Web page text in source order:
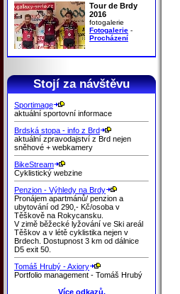
Tour de Brdy
2016
fotogalerie
Fotogalerie -
Procházení
Stojí za návštěvu
Sportimage
aktuální sportovní informace
Brdská stopa - info z Brd
aktuální zpravodajství z Brd nejen
sněhové + webkamery
BikeStream
Cyklistický webzine
Penzion - Výhledy na Brdy
Pronájem apartmánů/ penzion a
ubytování od 290,- Kč/osoba v
Těškově na Rokycansku.
V zimě běžecké lyžování ve Ski areál
Těškov a v létě cyklistika nejen v
Brdech. Dostupnost 3 km od dálnice
D5 exit 50.
Tomáš Hrubý - Axiory
Portfolio management - Tomáš Hrubý
Více odkazů.